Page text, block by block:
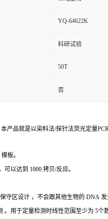
YQ-64622K
科研试验
50T
否
产品就是以染料法/探针法荧光定量
板。
以达到 1000 拷贝/反应。
区设计 ，不会跟其他生物的 DNA 发
用于定量检测时线性范围至少为 5个数